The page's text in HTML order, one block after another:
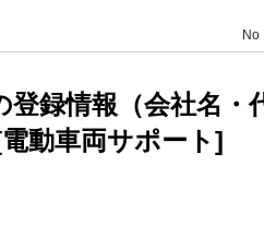
No
登録情報（会社名
動車両サポート]